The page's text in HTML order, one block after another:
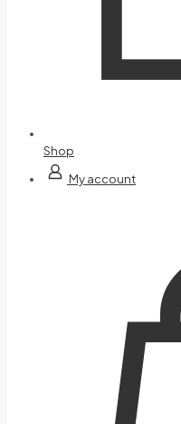
Shop
My account